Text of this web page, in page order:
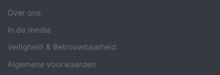
Over ons
In de media
Veiligheid & Betrouwbaarheid
Algemene voorwaarden